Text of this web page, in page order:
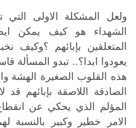
الموضوع
ولعل المشكلة الاولى التي
الشهداء هو كيف يمكن
المتعلقين بإبائهم ؟وكيف
يعودوا ابدا؟.. تبدو المسألة
هذه القلوب الصغيرة الهشة
الصادقة اللاصقة بإبائهم
المؤلم الذي يحكي عن
الامر خطير وكبير بالنسبة